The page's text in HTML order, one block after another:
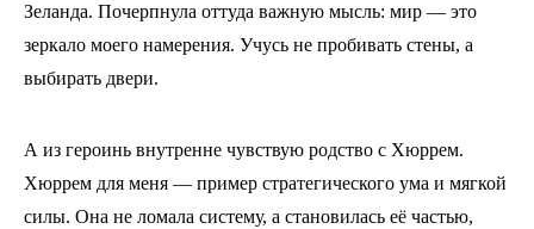
Зеланда. Почерпнула оттуда важную мысль: мир — это
зеркало моего намерения. Учусь не пробивать стены, а
выбирать двери.
А из героинь внутренне чувствую родство с Хюррем.
Хюррем для меня — пример стратегического ума и мягкой
силы. Она не ломала систему, а становилась её частью,